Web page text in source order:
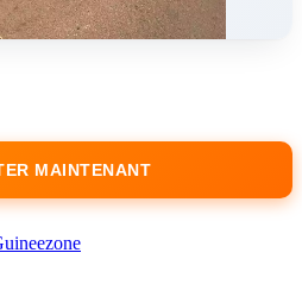
MAINTENANT